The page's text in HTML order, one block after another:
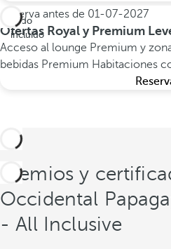
Todo
incluido
Reserva antes de 01-07-2027
Ofertas Royal y Premium
Acceso al lounge Premium y
bebidas Premium Habitaciones
Premios y
Occidental
- All Inclusive